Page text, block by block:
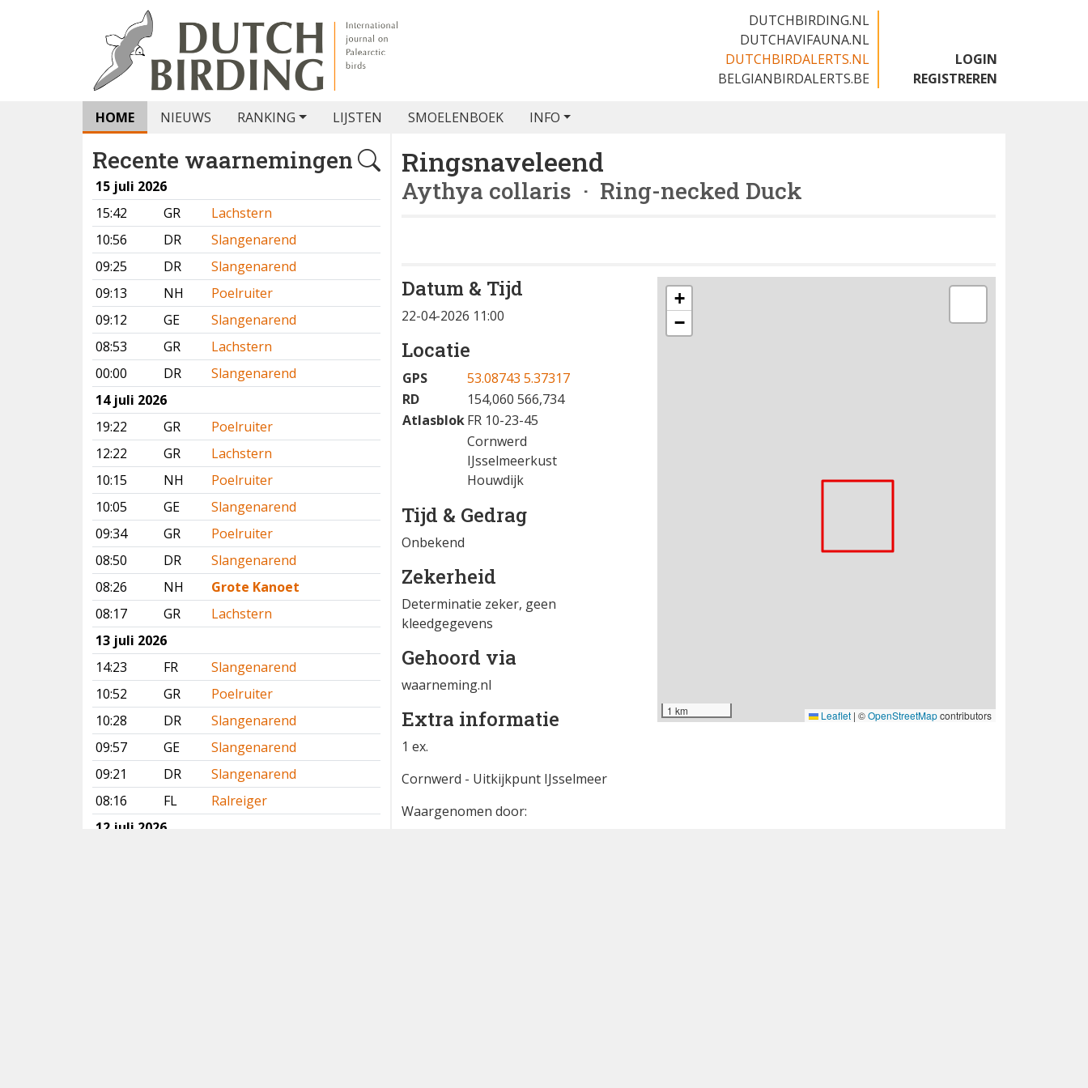
DUTCHBIRDING.NL
DUTCHAVIFAUNA.NL
DUTCHBIRDALERTS.NL
BELGIANBIRDALERTS.BE
LOGIN
REGISTREREN
HOME NIEUWS RANKING LIJSTEN SMOELENBOEK INFO
Recente waarnemingen
15 juli 2026
15:42
GR
Lachstern
10:56
DR
Slangenarend
09:25
DR
Slangenarend
09:13
NH
Poelruiter
09:12
GE
Slangenarend
08:53
GR
Lachstern
00:00
DR
Slangenarend
14 juli 2026
19:22
GR
Poelruiter
12:22
GR
Lachstern
10:15
NH
Poelruiter
10:05
GE
Slangenarend
09:34
GR
Poelruiter
08:50
DR
Slangenarend
08:26
NH
Grote Kanoet
08:17
GR
Lachstern
13 juli 2026
14:23
FR
Slangenarend
10:52
GR
Poelruiter
10:28
DR
Slangenarend
09:57
GE
Slangenarend
09:21
DR
Slangenarend
08:16
FL
Ralreiger
12 juli 2026
Ringsnaveleend
Aythya collaris · Ring-necked Duck
Datum & Tijd
22-04-2026 11:00
Locatie
GPS
53.08743 5.37317
RD
154,060 566,734
AtlasblokFR 10-23-45
Cornwerd
IJsselmeerkust
Houwdijk
Tijd & Gedrag
Onbekend
Zekerheid
Determinatie zeker, geen
kleedgegevens
Gehoord via
waarneming.nl
Extra informatie
1 ex.
Cornwerd - Uitkijkpunt IJsselmeer
Waargenomen door:
+
−
1 km Leaflet | ©OpenStreetMapcontributors